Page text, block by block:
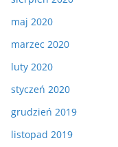
maj 2020
marzec 2020
luty 2020
styczeń 2020
grudzień 2019
listopad 2019